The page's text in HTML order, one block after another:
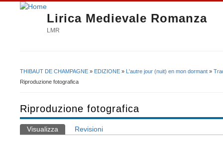
Lirica Medievale Romanza
LMR
Tu sei qui
THIBAUT DE CHAMPAGNE » EDIZIONE » L'autre jour (nuit) en mon dormant »
Riproduzione fotografica
Riproduzione fotografica
Schede primarie
Visualizza (scheda attiva)
Revisioni